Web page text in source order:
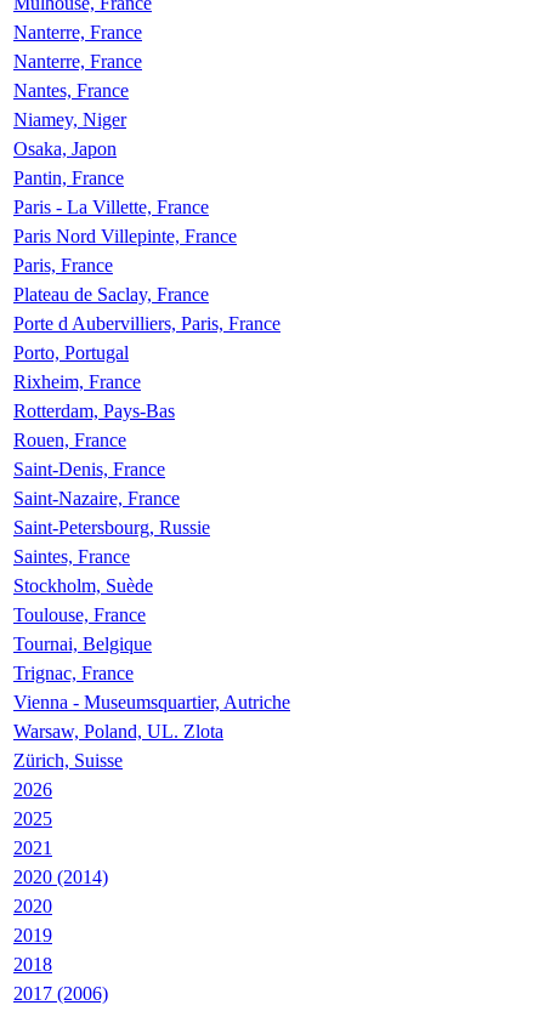
Nanterre, France
Nanterre, France
Nantes, France
Niamey, Niger
Osaka, Japon
Pantin, France
Paris - La Villette, France
Paris Nord Villepinte, France
Paris, France
Plateau de Saclay, France
Porte d Aubervilliers, Paris, France
Porto, Portugal
Rixheim, France
Rotterdam, Pays-Bas
Rouen, France
Saint-Denis, France
Saint-Nazaire, France
Saint-Petersbourg, Russie
Saintes, France
Stockholm, Suède
Toulouse, France
Tournai, Belgique
Trignac, France
Vienna - Museumsquartier, Autriche
Warsaw, Poland, UL. Zlota
Zürich, Suisse
2026
2025
2021
2020 (2014)
2020
2019
2018
2017 (2006)